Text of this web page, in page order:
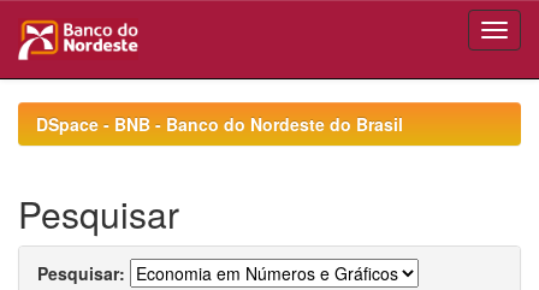
navigationDSpace - BNB - Banco do Nordeste do Brasil
Pesquisar
Pesquisar: